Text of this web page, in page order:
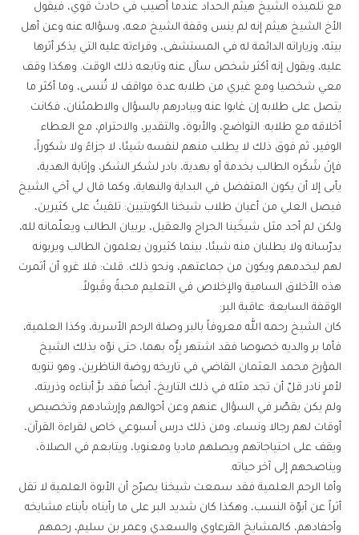
مع تلميذه الشيخ هيثم الحداد عندما أصيب في حادث قوي، فيقول
الأخ الشيخ هيثم إنه لم ينس وقفة الشيخ معه، وسؤاله عنه وعن أهل
بيته، وزياراته الدائمة له في المستشفى، وقراءته عليه التي يذكر أثرها
عليه، ويقول إنه أكثر شخص سأل عنه وتابعه ذلك الوقت. وهكذا وقف
معي شخصيا ومع غيري من طلابه عدة مواقف لا تُنسى، وما أكثر ما
يتصل على طلابه إن غابوا عنه ويبادرهم بالسؤال والاطمئنان، فكانت
أخلاقه مع طلابه: التواضع، والأبوة، والتقدير، والاحترام، مع العطاء
الوفير، ثم فوق ذلك لا يطلب منهم لنفسه شيئا، لا جزاءً ولا شكوراً،
فإنْ شَكَره الطالب بخدمة أو بهدية، بادر لشكر الشكر، وإثابة الهدية،
يأبى إلا أن يكون المتفضل في البداية والنهاية، وكما قال لي أخي الشيخ
فيصل العلي من أعيان طلاب شيخنا الكويتيين: تلقيتُ على كثيرين،
ولكن لم أجد مثل شيخَينا الجراح والعقيل، يربيان الطالب ويعلّمانه لله،
يدرّسانه ولا يطلبان منه شيئا، بينما كثيرون يعلمون الطالب ويربونه
لهم ليخدمهم ويكون من جماعتهم، ونحو ذلك. قلت: فلا غرو أن أثمرت
هذه الأخلاق السامية والإخلاص في التعليم محبةً وقَبولاً.
الوقفة السابعة: عاقبة البر:
كان الشيخ رحمه الله معروفاً بالبر وصلة الرحم الأسرية، وكذا العلمية،
فأما بر والديه خصوصا فقد اشتهر بِرُّه بهما، حتى نوّه بذلك الشيخ
المؤرخ محمد العثمان القاضي في تاريخه روضة الناظرين، وهو تنويه
لأمرٍ نادر قلّ أن تجد مثله في ذلك التاريخ، أيضاً فقد برَّ أبناءه وذريته،
ولم يكن يقصّر في السؤال عنهم وعن أحوالهم وإرشادهم وتخصيص
أوقات لهم رجالا ونساء، ومن ذلك درس أسبوعي خاص لقراءة القرآن،
ويقف على احتياجاتهم ويصلهم ماديا ومعنويا، ويتابعم في الصلاة،
ويناصحهم إلى آخر حياته.
وأما الرحم العلمية فقد سمعت شيخنا يصرّح أن الأبوة العلمية لا تقل
أثراً عن أبوّة النسب، وهكذا كان شديد البر على ما رأيناه بأبناء مشايخه
وأحفادهم، كالمشايخ القرعاوي والسعدي وعمر بن سليم، رحمهم